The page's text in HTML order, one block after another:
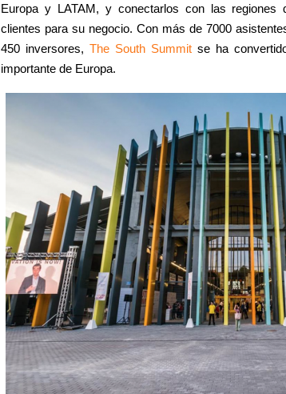
Europa y LATAM, y conectarlos con las regiones
clientes para su negocio. Con más de 7000
450 inversores, The South Summitse ha
importante de Europa.